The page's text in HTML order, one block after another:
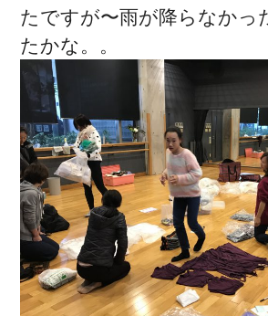
たですが〜雨が降らなかっ
たかな。。